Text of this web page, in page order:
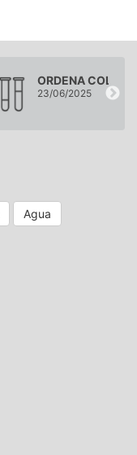
ORDENA
23/06/2025
Agua